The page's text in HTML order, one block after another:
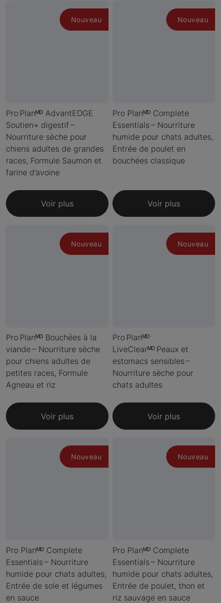
Nouveau
Pro Planᴹᴰ AdvantEDGE
Soutien+ digestif –
Nourriture sèche pour
chiens adultes de grandes
races, Formule Saumon et
farine d’avoine
Voir plus
Nouveau
Pro Planᴹᴰ Complete
Essentials – Nourriture
humide pour chats adultes,
Entrée de poulet en
bouchées classique
Voir plus
Nouveau
Pro Planᴹᴰ Bouchées à la
viande – Nourriture sèche
pour chiens adultes de
petites races, Formule
Agneau et riz
Voir plus
Nouveau
Pro Planᴹᴰ
LiveClearᴹᴰ Peaux et
estomacs sensibles –
Nourriture sèche pour
chats adultes
Voir plus
Nouveau
Pro Planᴹᴰ Complete
Essentials – Nourriture
humide pour chats adultes,
Entrée de sole et légumes
en sauce
Nouveau
Pro Planᴹᴰ Complete
Essentials – Nourriture
humide pour chats adultes,
Entrée de poulet, thon et
riz sauvage en sauce